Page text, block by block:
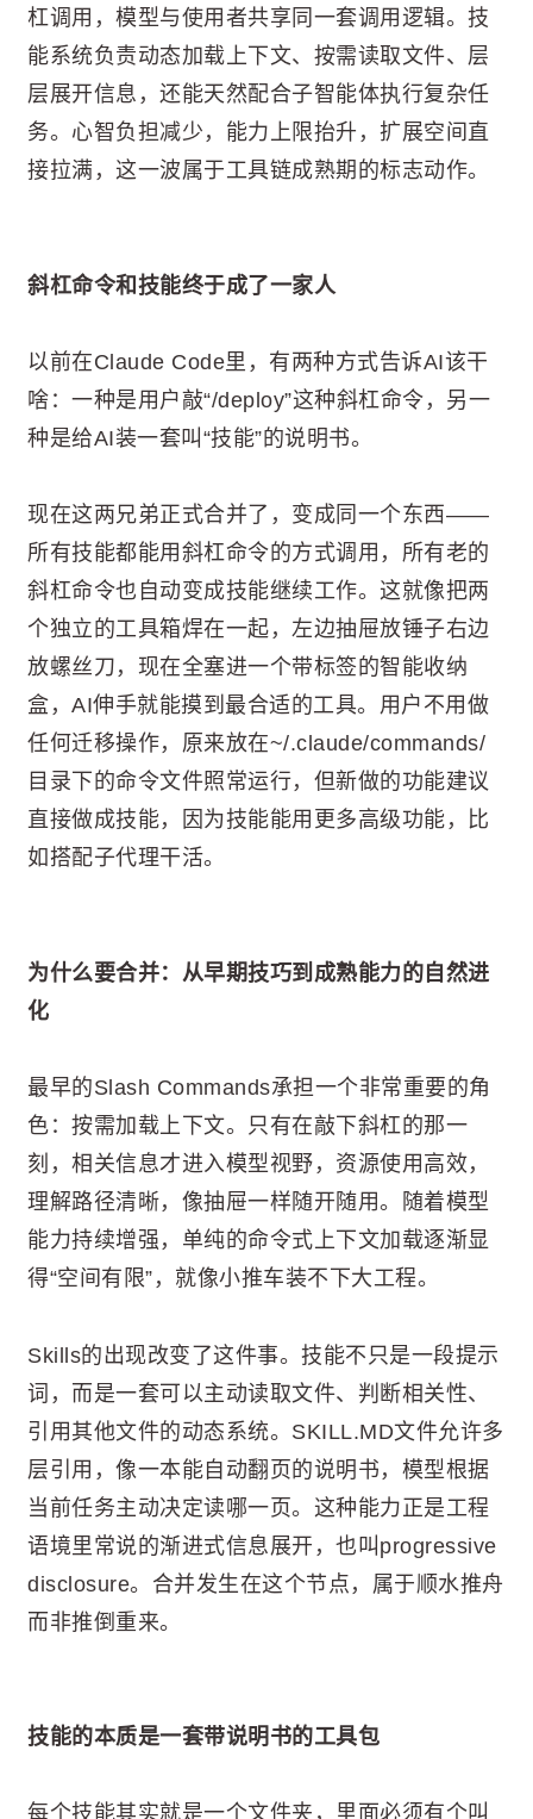
杠调用，模型与使用者共享同一套调用逻辑。技
能系统负责动态加载上下文、按需读取文件、层
层展开信息，还能天然配合子智能体执行复杂任
务。心智负担减少，能力上限抬升，扩展空间直
接拉满，这一波属于工具链成熟期的标志动作。
斜杠命令和技能终于成了一家人
以前在Claude Code里，有两种方式告诉AI该干
啥：一种是用户敲“/deploy”这种斜杠命令，另一
种是给AI装一套叫“技能”的说明书。
现在这两兄弟正式合并了，变成同一个东西——
所有技能都能用斜杠命令的方式调用，所有老的
斜杠命令也自动变成技能继续工作。这就像把两
个独立的工具箱焊在一起，左边抽屉放锤子右边
放螺丝刀，现在全塞进一个带标签的智能收纳
盒，AI伸手就能摸到最合适的工具。用户不用做
任何迁移操作，原来放在~/.claude/commands/
目录下的命令文件照常运行，但新做的功能建议
直接做成技能，因为技能能用更多高级功能，比
如搭配子代理干活。
为什么要合并：从早期技巧到成熟能力的自然进
化
最早的Slash Commands承担一个非常重要的角
色：按需加载上下文。只有在敲下斜杠的那一
刻，相关信息才进入模型视野，资源使用高效，
理解路径清晰，像抽屉一样随开随用。随着模型
能力持续增强，单纯的命令式上下文加载逐渐显
得“空间有限”，就像小推车装不下大工程。
Skills的出现改变了这件事。技能不只是一段提示
词，而是一套可以主动读取文件、判断相关性、
引用其他文件的动态系统。SKILL.MD文件允许多
层引用，像一本能自动翻页的说明书，模型根据
当前任务主动决定读哪一页。这种能力正是工程
语境里常说的渐进式信息展开，也叫progressive
disclosure。合并发生在这个节点，属于顺水推舟
而非推倒重来。
技能的本质是一套带说明书的工具包
每个技能其实就是一个文件夹，里面必须有个叫